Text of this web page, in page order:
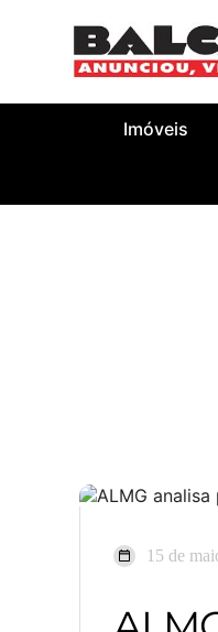
Imóveis
15 de